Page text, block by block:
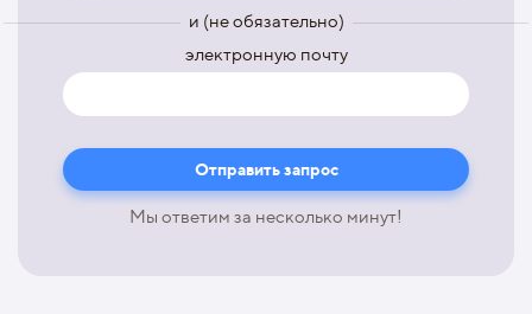
и (не обязательно)
электронную почту
Мы ответим за несколько минут!